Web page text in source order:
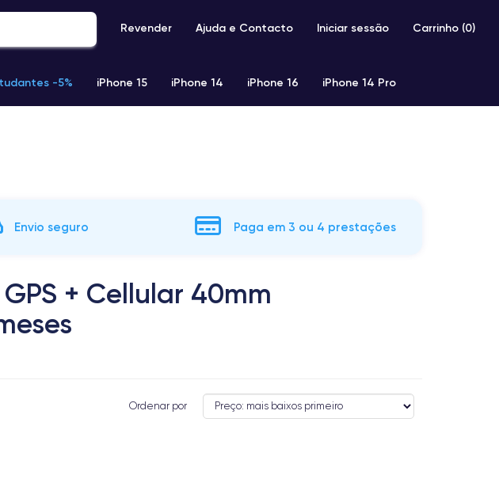
Revender Ajuda e Contacto Iniciar sessão Carrinho (0)
-5% iPhone 15 iPhone 14 iPhone 16 iPhone 14 Pro
Envio seguro Paga em 3 ou 4 prestações
+ Cellular 40mm
Ordenar por